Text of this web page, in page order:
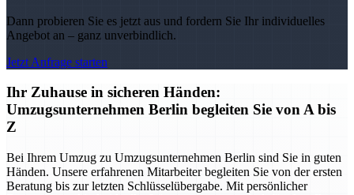
Dann probieren Sie es jetzt aus und fordern Sie Ihr individuelles
Angebot an – ganz unverbindlich.
Jetzt Anfrage starten
Ihr Zuhause in sicheren Händen:
Umzugsunternehmen Berlin begleiten Sie von A bis
Z
Bei Ihrem Umzug zu Umzugsunternehmen Berlin sind Sie in guten
Händen. Unsere erfahrenen Mitarbeiter begleiten Sie von der ersten
Beratung bis zur letzten Schlüsselübergabe. Mit persönlicher